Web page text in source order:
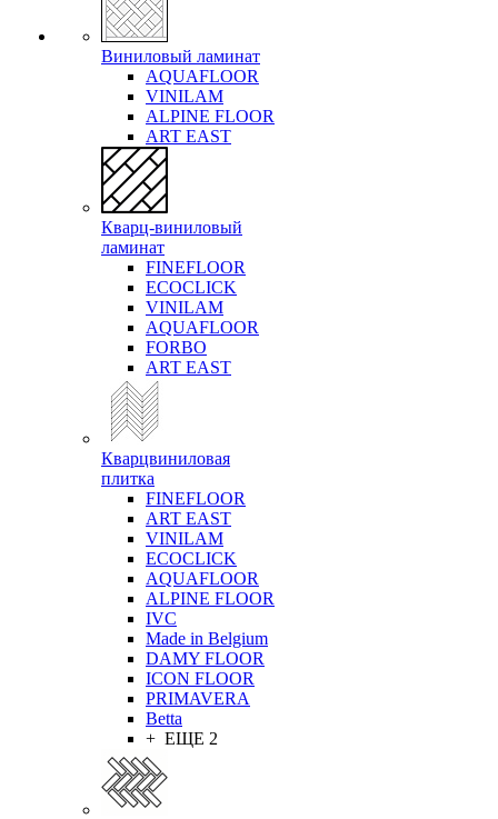
Виниловый ламинат
AQUAFLOOR
VINILAM
ALPINE FLOOR
ART EAST
Кварц-виниловый
ламинат
FINEFLOOR
ECOCLICK
VINILAM
AQUAFLOOR
FORBO
ART EAST
Кварцвиниловая
плитка
FINEFLOOR
ART EAST
VINILAM
ECOCLICK
AQUAFLOOR
ALPINE FLOOR
IVC
Made in Belgium
DAMY FLOOR
ICON FLOOR
PRIMAVERA
Betta
+ ЕЩЕ 2